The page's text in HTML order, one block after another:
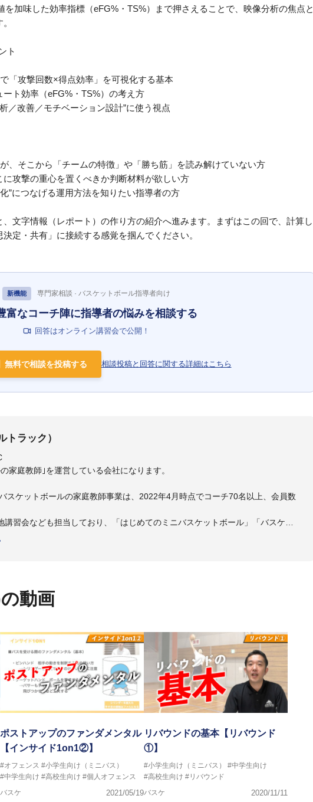
を加味した効率指標（eFG%・TS%）まで押さえることで、映像分析の焦点と
ト
「攻撃回数×得点効率」を可視化する基本
ト効率（eFG%・TS%）の考え方
／改善／モチベーション設計”に使う視点
、そこから「チームの特徴」や「勝ち筋」を読み解けていない方
攻撃の重心を置くべきか判断材料が欲しい方
”につなげる運用方法を知りたい指導者の方
文字情報（レポート）の作り方の紹介へ進みます。まずはこの回で、計算し
定・共有」に接続する感覚を掴んでください。
新機能 専門家相談 · バスケットボール指導者向け
富なコーチ陣に指導者の悩みを相談する
回答はオンライン講習会で公開！
無料で相談を投稿する 相談投稿と回答に関する詳細はこちら
トラック）
家庭教師｣を運営している会社になります。
スケットボールの家庭教師事業は、2022年4月時点でコーチ70名以上、会員数
講習会なども担当しており、「はじめてのミニバスケットボール」「バスケッ
ルキャンプヘッドコーチ
ルキャンプヘッドコーチ
サポートコーチ
スプリングキャンプアドバイザリーコーチ
ルキャンプヘッドコーチ
ルキャンプヘッドコーチ
日本代表サポートコーチ
動画
ポストアップのファンダメンタル
【インサイド1on1②】
#オフェンス #小学生向け（ミニバス）
#中学生向け #高校生向け #個人オフェンス
バスケ
2021/05/19
リバウンドの基本【リバウンド
①】
#小学生向け（ミニバス）
#中学生向け
#高校生向け #リバウンド
バスケ
2020/11/11